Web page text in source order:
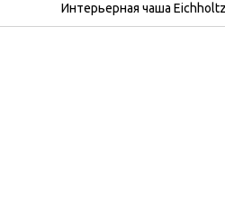
Интерьерная чаша